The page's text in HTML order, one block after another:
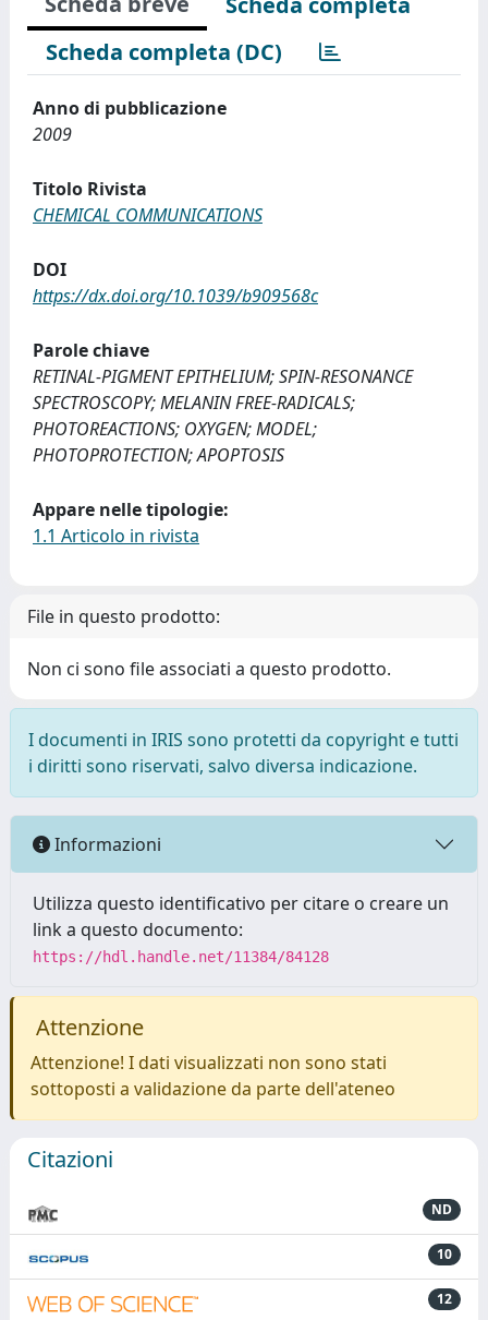
Scheda completa (DC)
Anno di pubblicazione
2009
Titolo Rivista
CHEMICAL COMMUNICATIONS
DOI
https://dx.doi.org/10.1039/b909568c
Parole chiave
RETINAL-PIGMENT EPITHELIUM; SPIN-RESONANCE
SPECTROSCOPY; MELANIN FREE-RADICALS;
PHOTOREACTIONS; OXYGEN; MODEL;
PHOTOPROTECTION; APOPTOSIS
Appare nelle tipologie:
1.1 Articolo in rivista
File in questo prodotto:
Non ci sono file associati a questo prodotto.
I documenti in IRIS sono protetti da copyright e tutti
i diritti sono riservati, salvo diversa indicazione.
Informazioni
Utilizza questo identificativo per citare o creare un
link a questo documento:
https://hdl.handle.net/11384/84128
Attenzione
Attenzione! I dati visualizzati non sono stati
sottoposti a validazione da parte dell'ateneo
Citazioni
ND
10
12